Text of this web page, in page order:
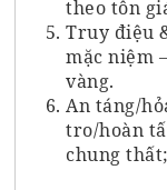
theo tôn
Truy điệu
mặc niệm
vàng.
An táng/
tro/hoàn
chung